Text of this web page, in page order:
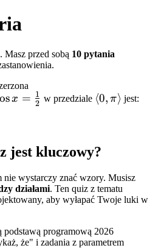
Masz przed sobą 10 pytania
x =
x = 2
1 w przedziale \langle
⟨0, π⟩ jest:
jest kluczowy?
nie wystarczy znać wzory. Musisz
działami. Ten quiz z tematu
aby wyłapać Twoje luki w
podstawą programową 2026
że" i zadania z parametrem